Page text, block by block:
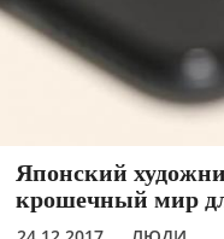
Японский
крошечный мир